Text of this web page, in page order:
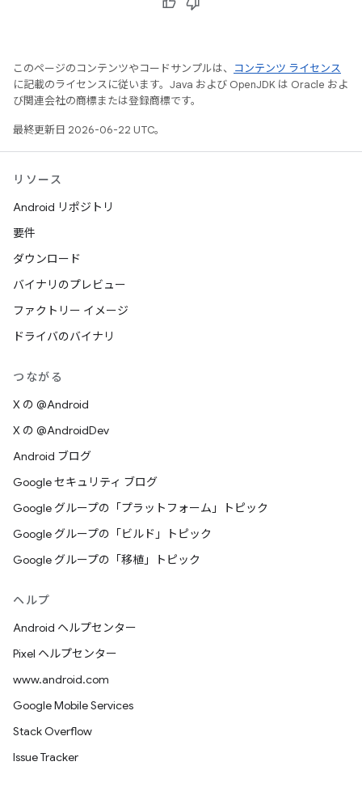
このページのコンテンツやコードサンプルは、
コンテンツ ライセンス
に記載のライセンスに従います。Java および OpenJDK は Oracle およ
び関連会社の商標または登録商標です。
最終更新日 2026-06-22 UTC。
リソース
Android リポジトリ
要件
ダウンロード
バイナリのプレビュー
ファクトリー イメージ
ドライバのバイナリ
つながる
X の @Android
X の @AndroidDev
Android ブログ
Google セキュリティ ブログ
Google グループの「プラットフォーム」トピック
Google グループの「ビルド」トピック
Google グループの「移植」トピック
ヘルプ
Android ヘルプセンター
Pixel ヘルプセンター
www.android.com
Google Mobile Services
Stack Overflow
Issue Tracker